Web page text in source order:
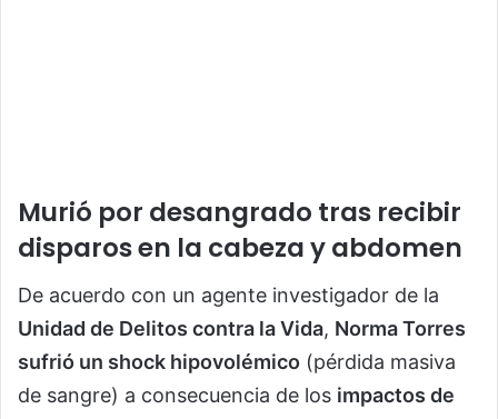
Murió por desangrado tras recibir
disparos en la cabeza y abdomen
De acuerdo con un agente investigador de la
Unidad de Delitos contra la Vida, Norma Torres
sufrió un shock hipovolémico (pérdida masiva
de sangre) a consecuencia de los impactos de